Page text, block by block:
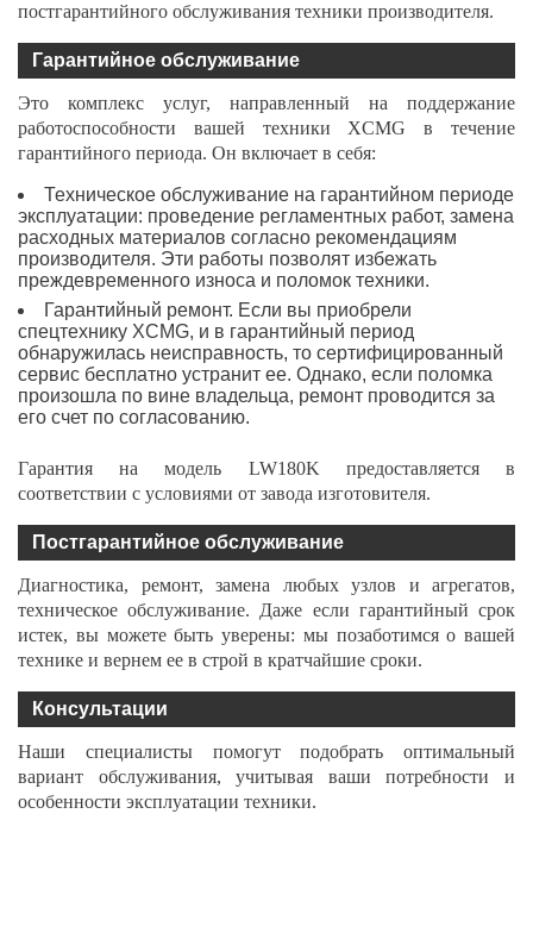
постгарантийного обслуживания техники производителя.
Гарантийное обслуживание
Это комплекс услуг, направленный на поддержание
работоспособности вашей техники XCMG в течение
гарантийного периода. Он включает в себя:
Техническое обслуживание на гарантийном периоде
эксплуатации: проведение регламентных работ, замена
расходных материалов согласно рекомендациям
производителя. Эти работы позволят избежать
преждевременного износа и поломок техники.
Гарантийный ремонт. Если вы приобрели
спецтехнику XCMG, и в гарантийный период
обнаружилась неисправность, то сертифицированный
сервис бесплатно устранит ее. Однако, если поломка
произошла по вине владельца, ремонт проводится за
его счет по согласованию.
Гарантия на модель LW180K предоставляется в
соответствии с условиями от завода изготовителя.
Постгарантийное обслуживание
Диагностика, ремонт, замена любых узлов и агрегатов,
техническое обслуживание. Даже если гарантийный срок
истек, вы можете быть уверены: мы позаботимся о вашей
технике и вернем ее в строй в кратчайшие сроки.
Консультации
Наши специалисты помогут подобрать оптимальный
вариант обслуживания, учитывая ваши потребности и
особенности эксплуатации техники.